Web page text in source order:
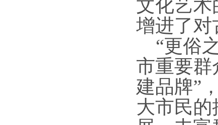
文化艺
增进了对
“更俗
市重要群
建品牌”
大市民